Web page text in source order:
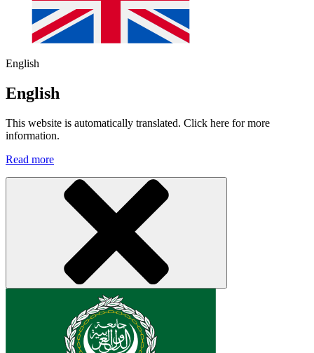
English
English
This website is automatically translated. Click here for more
information.
Read more